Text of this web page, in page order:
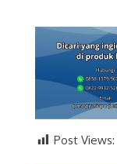
Post Views: